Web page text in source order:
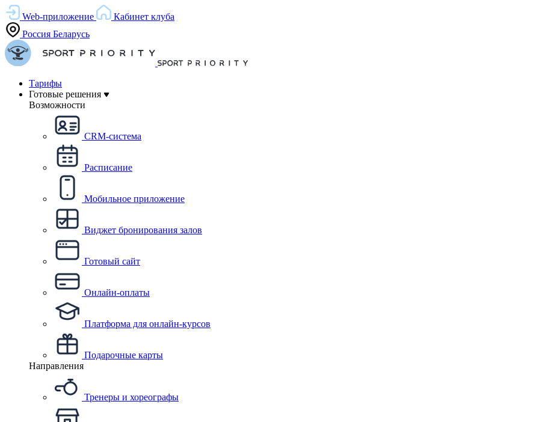
Web-приложение
Кабинет клуба
Россия Беларусь
Тарифы
Готовые решения
Возможности
CRM-система
Расписание
Мобильное приложение
Виджет бронирования залов
Готовый сайт
Онлайн-оплаты
Платформа для онлайн-курсов
Подарочные карты
Направления
Тренеры и хореографы